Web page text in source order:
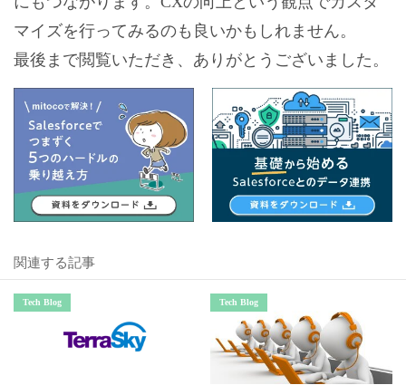
マイズを行ってみるのも良いかもしれません。
最後まで閲覧いただき、ありがとうございました。
関連する記事
Tech Blog Tech Blog